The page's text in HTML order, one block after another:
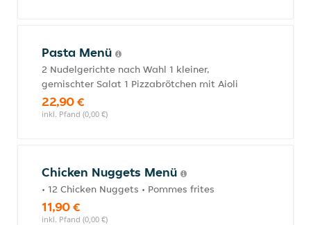
Pasta Menü
2 Nudelgerichte nach Wahl 1 kleiner,
gemischter Salat 1 Pizzabrötchen mit Aioli
22,90 €
inkl. Pfand (0,00 €)
Chicken Nuggets Menü
• 12 Chicken Nuggets • Pommes frites
11,90 €
inkl. Pfand (0,00 €)